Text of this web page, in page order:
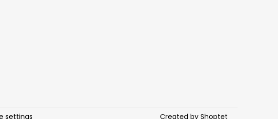
Created by Shoptet
settings